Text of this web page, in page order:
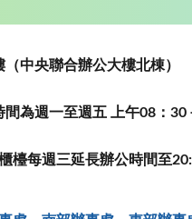
中央聯合辦公大樓北棟）
為週一至週五 上午08：
檯每週三延長辦公時間至